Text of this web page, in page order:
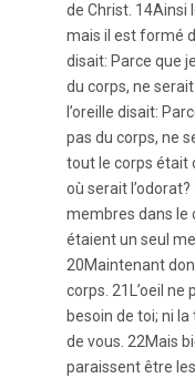
de Christ. 14Ainsi
mais il est formé
disait: Parce que
du corps, ne
l’oreille disait:
pas du corps, ne
tout le corps était
où serait
membres dans le
étaient un seul
20Maintenant
corps. 21L’oeil ne
besoin de toi; ni
de vous. 22Mais
paraissent être